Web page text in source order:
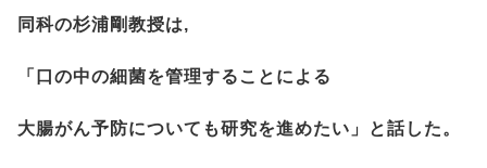
同科の杉浦剛教授は,
「口の中の細菌を管理することによる
大腸がん予防についても研究を進めたい」と話した。